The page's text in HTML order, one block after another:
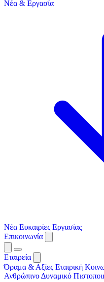
Νέα & Εργασία
Νέα Ευκαιρίες Εργασίας
Επικοινωνία
Εταιρεία
Όραμα & Αξίες Εταιρική
Ανθρώπινο Δυναμικό